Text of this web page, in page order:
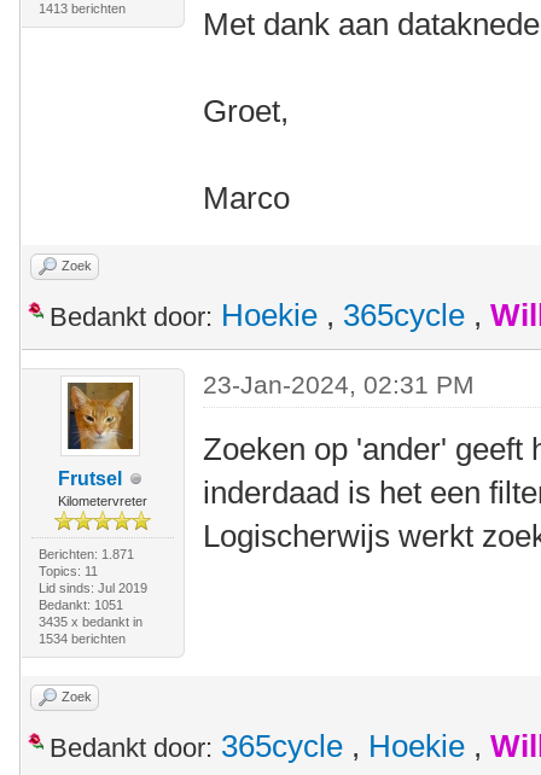
1413 berichten
Met dank aan
Groet,
Marco
Zoek
Bedankt door: Hoekie , 365cycle ,
Frutsel
Kilometervreter
Berichten: 1.871
Topics: 11
Lid sinds: Jul 2019
Bedankt: 1051
3435 x bedankt in
1534 berichten
23-Jan-2024, 02:31 PM
Zoeken op 'ander' geeft
inderdaad is het een
Logischerwijs werkt
Zoek
Bedankt door: 365cycle , Hoekie ,